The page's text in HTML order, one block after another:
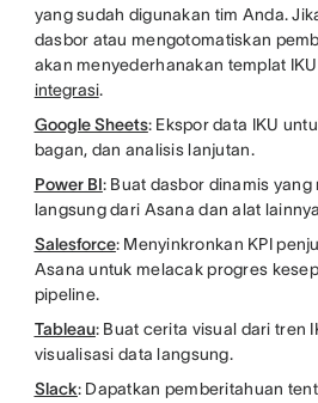
yang sudah digunakan tim Anda.
dasbor atau mengotomatiskan
akan menyederhanakan templat
integrasi.
Google Sheets: Ekspor data IKU
bagan, dan analisis lanjutan.
Power BI: Buat dasbor dinamis yang
langsung dari Asana dan alat
Salesforce: Menyinkronkan KPI
Asana untuk melacak progres
pipeline.
Tableau: Buat cerita visual dari tren
visualisasi data langsung.
Slack: Dapatkan pemberitahuan